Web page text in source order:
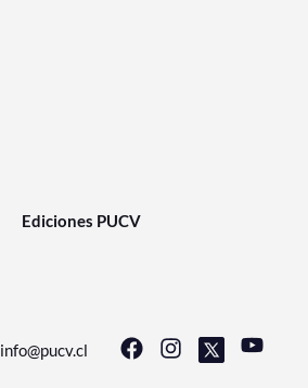
Ediciones PUCV
info@pucv.cl